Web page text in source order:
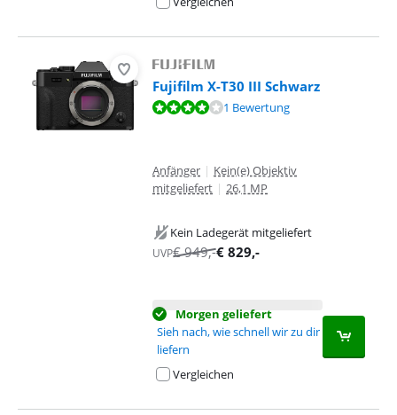
Fujifilm X-T30 III Schwarz
Bewertet mit 8,0 von 10, basierend auf 1 Bewertung.
1 Bewertung
Anfänger | Kein(e) Objektiv
mitgeliefert | 26,1 MP
Kein Ladegerät mitgeliefert
UVP€949,-€ 829,-
Morgen geliefert
Sieh nach, wie schnell wir zu dir
liefern
Vergleichen